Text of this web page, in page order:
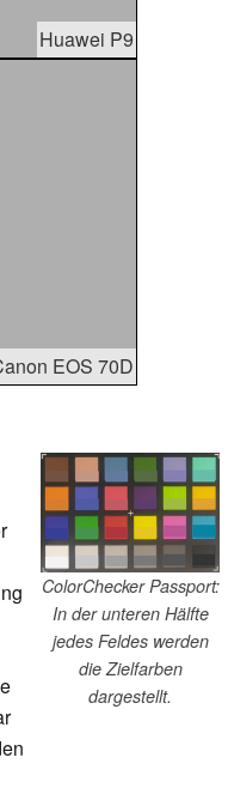
Huawei P9
EOS 70D
ColorChecker Passport:
In der unteren Hälfte
jedes Feldes werden
die Zielfarben
dargestellt.